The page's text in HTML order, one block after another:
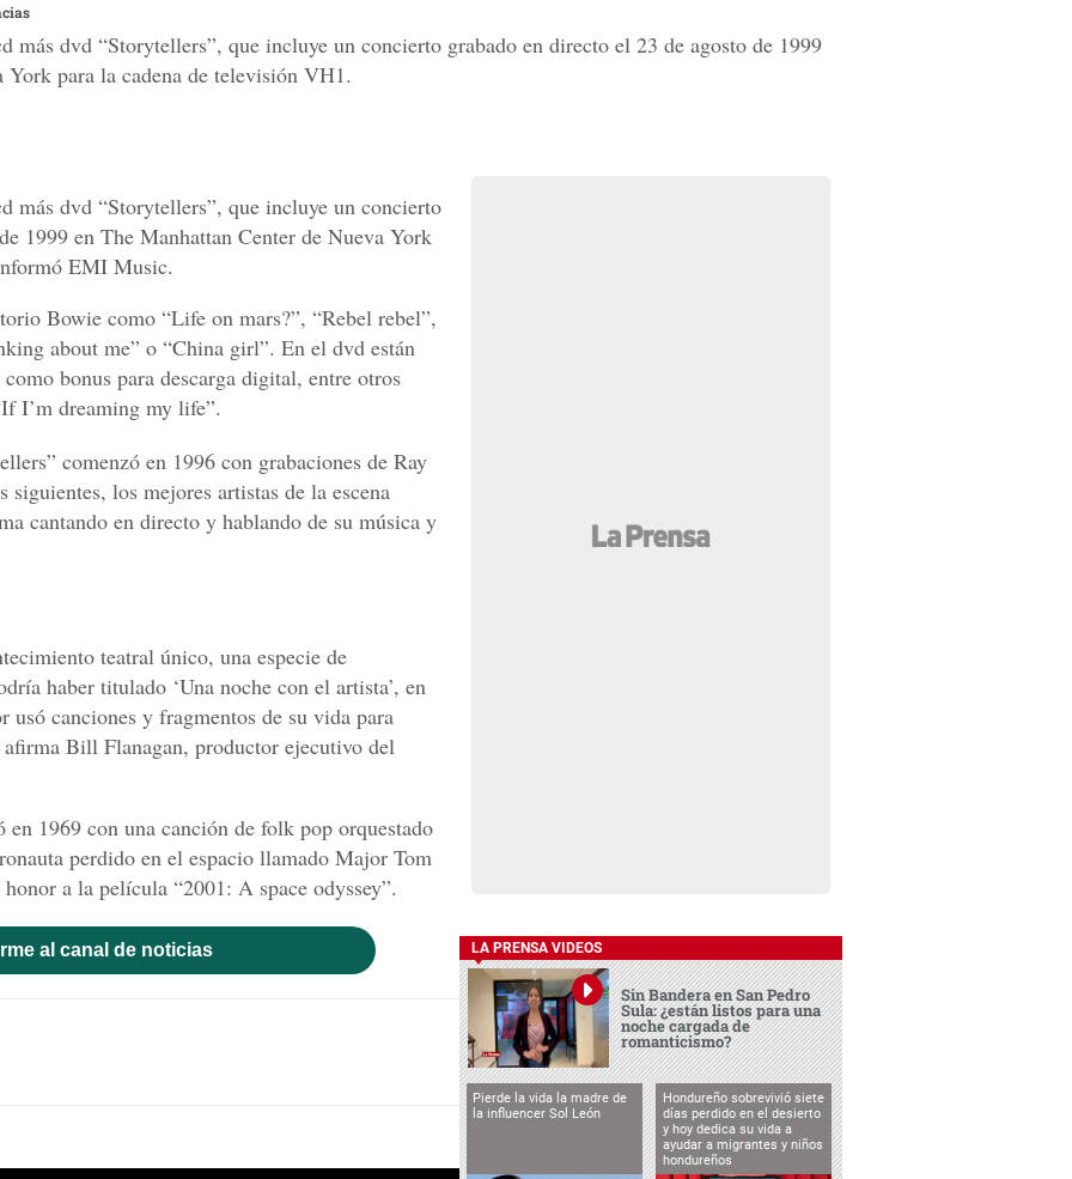
más dvd “Storytellers”, que incluye un concierto grabado en directo el 23 de agosto de 1999
para la cadena de televisión VH1.
más dvd “Storytellers”, que incluye un concierto
1999 en The Manhattan Center de Nueva York
EMI Music.
Bowie como “Life on mars?”, “Rebel rebel”,
about me” o “China girl”. En el dvd están
como bonus para descarga digital, entre otros
I’m dreaming my life”.
comenzó en 1996 con grabaciones de Ray
los mejores artistas de la escena
cantando en directo y hablando de su música y
teatral único, una especie de
haber titulado ‘Una noche con el artista’, en
usó canciones y fragmentos de su vida para
Bill Flanagan, productor ejecutivo del
1969 con una canción de folk pop orquestado
perdido en el espacio llamado Major Tom
a la película “2001: A space odyssey”.
al canal de noticias LA PRENSA VIDEOS
Sin Bandera en San Pedro
Sula: ¿están listos para una
noche cargada de
romanticismo?
Pierde la vida la madre de
la influencer Sol León
Hondureño sobrevivió siete
días perdido en el desierto
y hoy dedica su vida a
ayudar a migrantes y niños
hondureños